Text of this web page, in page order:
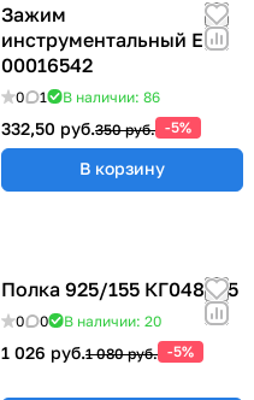
Зажим
инструментальный ER-
00016542
0 1 В наличии: 86
332,50 руб.350 руб. -5%
В корзину
Полка 925/155 КГ048825
0 0 В наличии: 20
1 026 руб.1 080 руб. -5%